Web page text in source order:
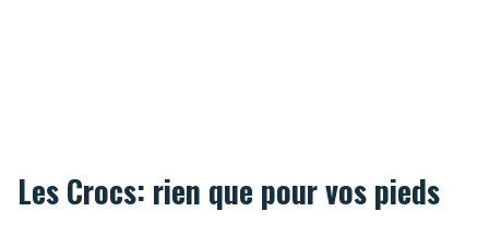
Les Crocs: rien que pour vos pieds